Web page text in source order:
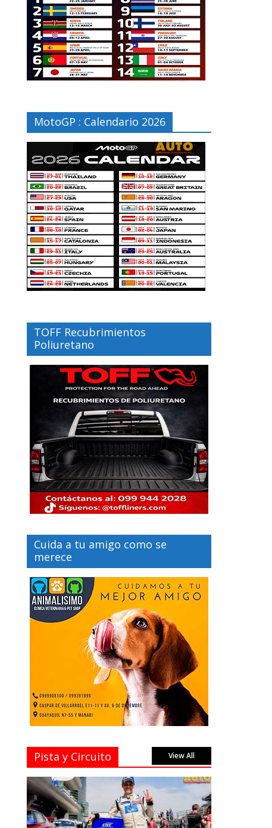
MotoGP : Calendario 2026
TOFF Recubrimientos
Poliuretano
Cuida a tu amigo como se
merece
Pista y Circuito View All